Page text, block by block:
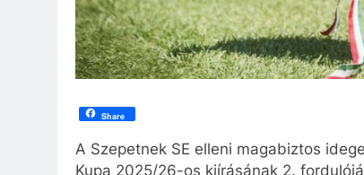
Share
A Szepetnek SE elleni magabiztos
Kupa 2025/26-os kiírásának 2.